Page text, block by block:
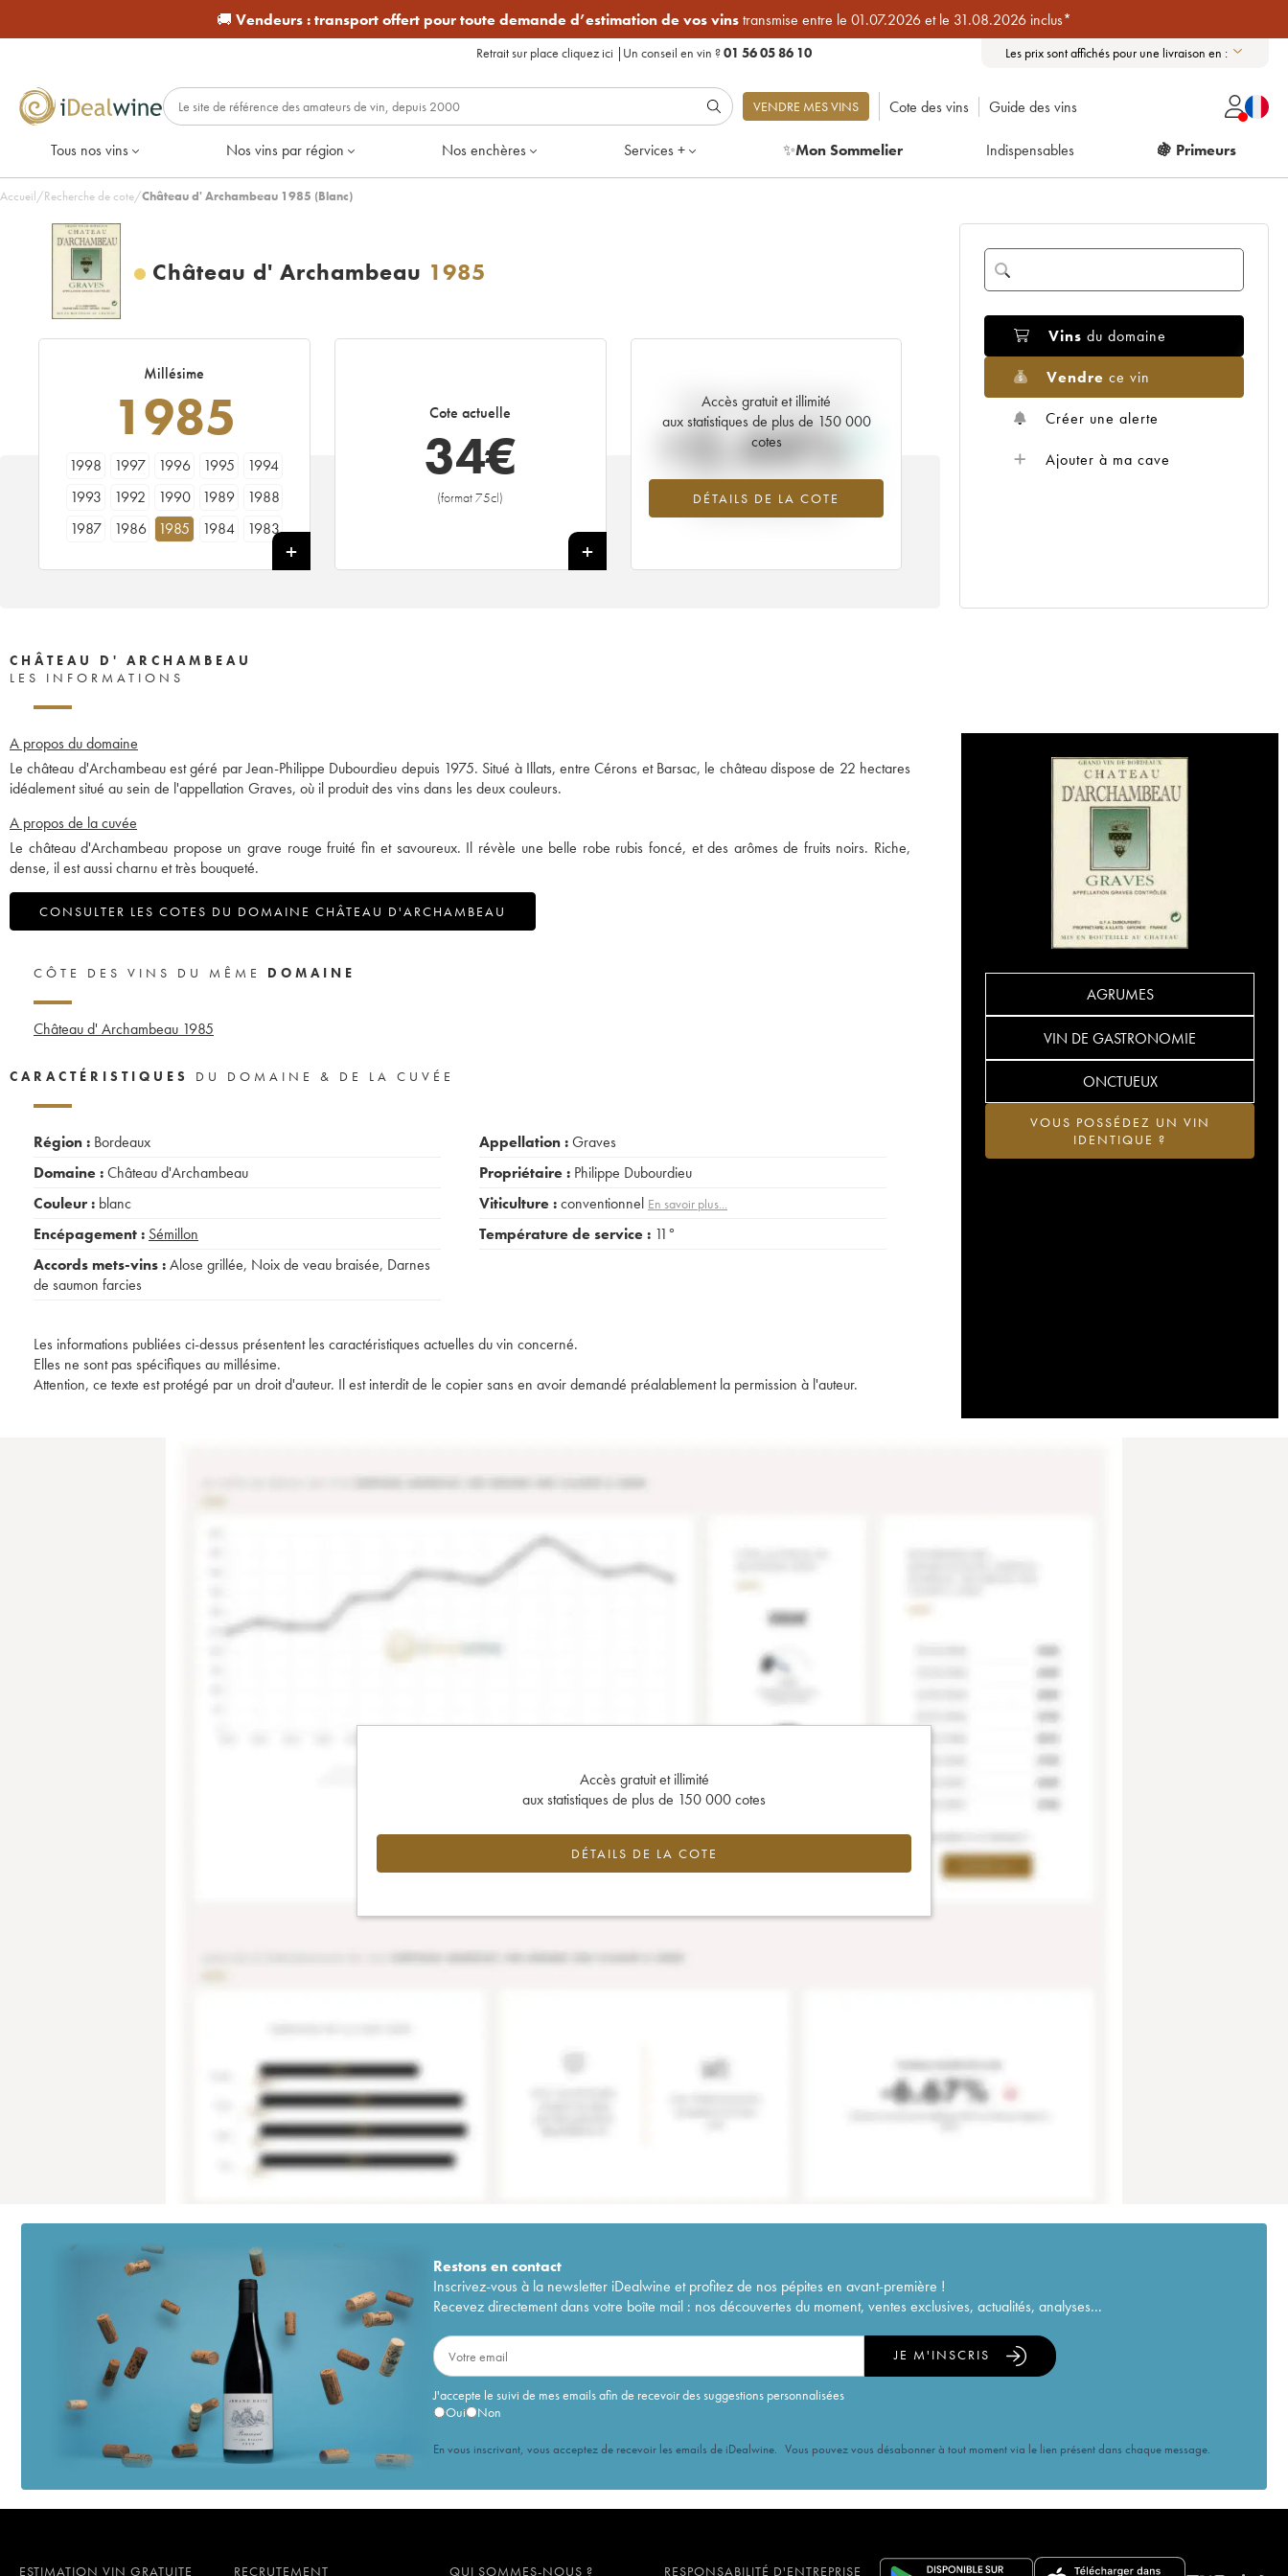
🚚 Vendeurs :transport offert pour toute demande d’estimation de vos vinstransmise entre le 01.07.2026 et le 31.08.2026 inclus*
Retrait sur place cliquez ici | Un conseil en vin ?01 56 05 86 10 Les prix sont affichés pour une livraison en :
VENDRE MES VINS Cote des vins Guide des vins
Tous nos vins Nos vins par région Nos enchères Services + ✨Mon Sommelier Indispensables 🍇 Primeurs
Accueil/Recherche de cote/Château d' Archambeau 1985 (Blanc)
Château d' Archambeau 1985
Millésime
1985
1998 1997 1996 1995
1994
1993
1992 1990 1989
1988
1987
1986 1985 1984
1983
Cote actuelle
34€
(format 75cl)
+
Accès gratuit et illimité
aux statistiques de plus de 150 000
cotes
DÉTAILS DE LA COTE
Tendance actuelle de la cote
+2.44%
Tendance à la hausse du millésime 1985
en 2026 par rapport à 2025
Vins du domaine
Vendre ce vin
Créer une alerte
Ajouter à ma cave
CHÂTEAU D' ARCHAMBEAU
LES INFORMATIONS
A propos du domaine
Le château d'Archambeau est géré par Jean-Philippe Dubourdieu depuis 1975. Situé à Illats, entre Cérons et Barsac, le château dispose de 22 hectares
idéalement situé au sein de l'appellation Graves, où il produit des vins dans les deux couleurs.
A propos de la cuvée
Le château d'Archambeau propose un grave rouge fruité fin et savoureux. Il révèle une belle robe rubis foncé, et des arômes de fruits noirs. Riche,
dense, il est aussi charnu et très bouqueté.
CONSULTER LES COTES DU DOMAINE CHÂTEAU D'ARCHAMBEAU
AGRUMES
VIN DE GASTRONOMIE
ONCTUEUX
VOUS POSSÉDEZ UN VIN
IDENTIQUE ?
CÔTE DES VINS DU MÊME DOMAINE
Château d' Archambeau 1985
CARACTÉRISTIQUES DU DOMAINE & DE LA CUVÉE
Région : Bordeaux
Domaine :Château d'Archambeau
Couleur : blanc
Encépagement : Sémillon
Accords mets-vins :Alose grillée, Noix de veau braisée, Darnes
de saumon farcies
Appellation :Graves
Propriétaire : Philippe Dubourdieu
Viticulture :conventionnel En savoir plus...
Température de service : 11°
Les informations publiées ci-dessus présentent les caractéristiques actuelles du vin concerné.
Elles ne sont pas spécifiques au millésime.
Attention, ce texte est protégé par un droit d'auteur. Il est interdit de le copier sans en avoir demandé préalablement la permission à l'auteur.
Accès gratuit et illimité
aux statistiques de plus de 150 000 cotes
DÉTAILS DE LA COTE
Restons encontact
Inscrivez-vous à la newsletter iDealwine et profitez de nos pépites en avant-première !
Recevez directement dans votre boîte mail : nos découvertes du moment, ventes exclusives, actualités, analyses...
J'accepte le suivi de mes emails afin de recevoir des suggestions personnalisées
Oui
Non
JE M'INSCRIS
En vous inscrivant, vous acceptez de recevoir les emails de iDealwine. Vous pouvez vous désabonner à tout moment via le lien présent dans chaque message.
ESTIMATION VIN GRATUITE RECRUTEMENT QUI SOMMES-NOUS ? RESPONSABILITÉ D'ENTREPRISE